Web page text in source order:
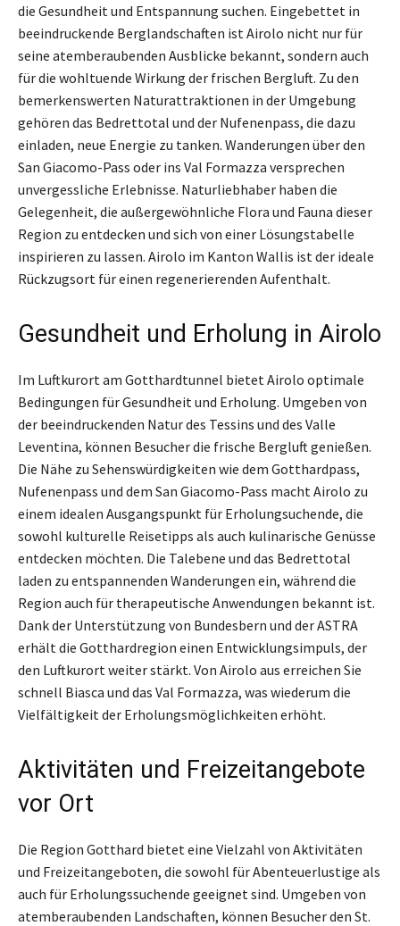
die Gesundheit und Entspannung suchen. Eingebettet in
beeindruckende Berglandschaften ist Airolo nicht nur für
seine atemberaubenden Ausblicke bekannt, sondern auch
für die wohltuende Wirkung der frischen Bergluft. Zu den
bemerkenswerten Naturattraktionen in der Umgebung
gehören das Bedrettotal und der Nufenenpass, die dazu
einladen, neue Energie zu tanken. Wanderungen über den
San Giacomo-Pass oder ins Val Formazza versprechen
unvergessliche Erlebnisse. Naturliebhaber haben die
Gelegenheit, die außergewöhnliche Flora und Fauna dieser
Region zu entdecken und sich von einer Lösungstabelle
inspirieren zu lassen. Airolo im Kanton Wallis ist der ideale
Rückzugsort für einen regenerierenden Aufenthalt.
Gesundheit und Erholung in Airolo
Im Luftkurort am Gotthardtunnel bietet Airolo optimale
Bedingungen für Gesundheit und Erholung. Umgeben von
der beeindruckenden Natur des Tessins und des Valle
Leventina, können Besucher die frische Bergluft genießen.
Die Nähe zu Sehenswürdigkeiten wie dem Gotthardpass,
Nufenenpass und dem San Giacomo-Pass macht Airolo zu
einem idealen Ausgangspunkt für Erholungsuchende, die
sowohl kulturelle Reisetipps als auch kulinarische Genüsse
entdecken möchten. Die Talebene und das Bedrettotal
laden zu entspannenden Wanderungen ein, während die
Region auch für therapeutische Anwendungen bekannt ist.
Dank der Unterstützung von Bundesbern und der ASTRA
erhält die Gotthardregion einen Entwicklungsimpuls, der
den Luftkurort weiter stärkt. Von Airolo aus erreichen Sie
schnell Biasca und das Val Formazza, was wiederum die
Vielfältigkeit der Erholungsmöglichkeiten erhöht.
Aktivitäten und Freizeitangebote
vor Ort
Die Region Gotthard bietet eine Vielzahl von Aktivitäten
und Freizeitangeboten, die sowohl für Abenteuerlustige als
auch für Erholungssuchende geeignet sind. Umgeben von
atemberaubenden Landschaften, können Besucher den St.